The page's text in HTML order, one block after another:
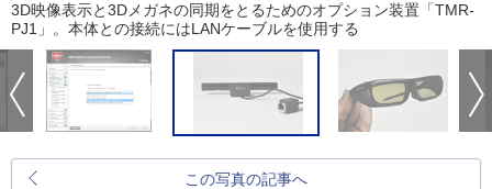
3D映像表示と3Dメガネの同期をとるためのオプション装置「TMR-
PJ1」。本体との接続にはLANケーブルを使用する
この写真の記事へ